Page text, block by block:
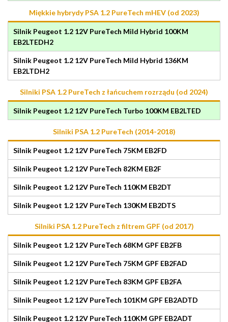
Miękkie hybrydy PSA 1.2 PureTech mHEV (od 2023)
Silnik Peugeot 1.2 12V PureTech Mild Hybrid 100KM
EB2LTEDH2
Silnik Peugeot 1.2 12V PureTech Mild Hybrid 136KM
EB2LTDH2
Silniki PSA 1.2 PureTech z łańcuchem rozrządu (od 2024)
Silnik Peugeot 1.2 12V PureTech Turbo 100KM EB2LTED
Silniki PSA 1.2 PureTech (2014-2018)
Silnik Peugeot 1.2 12V PureTech 75KM EB2FD
Silnik Peugeot 1.2 12V PureTech 82KM EB2F
Silnik Peugeot 1.2 12V PureTech 110KM EB2DT
Silnik Peugeot 1.2 12V PureTech 130KM EB2DTS
Silniki PSA 1.2 PureTech z filtrem GPF (od 2017)
Silnik Peugeot 1.2 12V PureTech 68KM GPF EB2FB
Silnik Peugeot 1.2 12V PureTech 75KM GPF EB2FAD
Silnik Peugeot 1.2 12V PureTech 83KM GPF EB2FA
Silnik Peugeot 1.2 12V PureTech 101KM GPF EB2ADTD
Silnik Peugeot 1.2 12V PureTech 110KM GPF EB2ADT